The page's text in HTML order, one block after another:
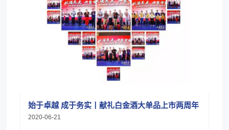
始于卓越 成于务实丨献礼白金酒大单品上市两周年
2020-06-21